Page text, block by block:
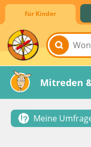
für Kinder
Lernen &
Hobby &
Spiel &
Mitreden
Meine